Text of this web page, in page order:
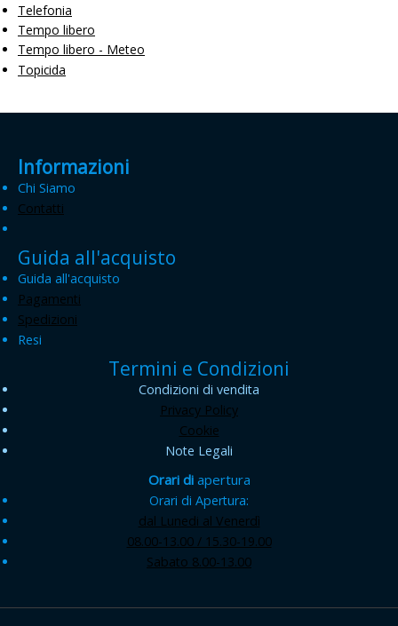
Telefonia
Tempo libero
Tempo libero - Meteo
Topicida
Informazioni
Chi Siamo
Contatti
Guida all'acquisto
Guida all'acquisto
Pagamenti
Spedizioni
Resi
Termini e Condizioni
Condizioni di vendita
Privacy Policy
Cookie
Note Legali
Orari diapertura
Orari di Apertura:
dal Lunedi al Venerdì
08.00-13.00 / 15.30-19.00
Sabato 8.00-13.00